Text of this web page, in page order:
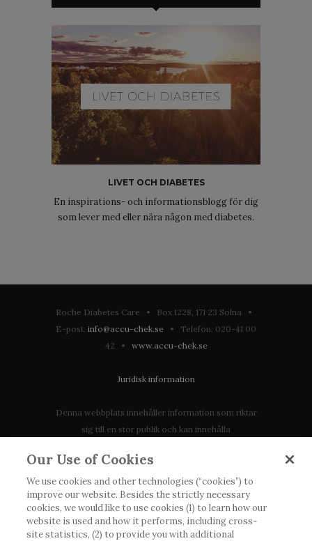
LIVET OCH DIABETES
En inspirations- och informationsblogg för dig
som lever med eller nära någon med diabetes.
Roche Diabetes Care • Box 1228, 171 23 Solna •
E-post: info@accu-chek.se • Telefon: 020-41 00
42 • www.accu-chek.se
Juridisk information
Denna webbplats innehåller information som riktar
sig till en stor publik och kan innehålla
tillgänglig eller giltig i ditt land. Vänligen observera
att vi inte tar något ansvar för information som
eventuellt inte uppfyller någon gällande rättslig
process, förordning, registrering eller användning i
landet där du bor.
Our Use of Cookies
We use cookies and other technologies (“cookies”) to
improve our website. Besides the strictly necessary
cookies, we would like to use cookies (1) to learn how our
website is used and how it performs, including cross-
site statistics, (2) to provide you with additional